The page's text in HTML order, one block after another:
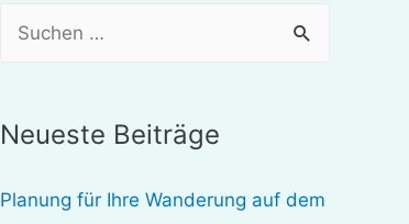
h
n
Neueste Beiträge
Planung für Ihre Wanderung auf dem